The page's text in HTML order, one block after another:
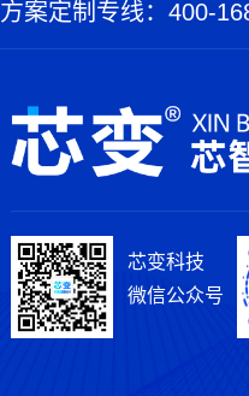
方案定制专线：400-
芯变科技
微信公众号